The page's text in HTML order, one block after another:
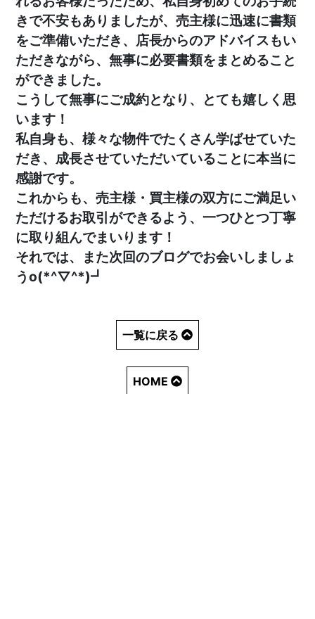
きで不安もありましたが、売主様に迅速に書類
をご準備いただき、店長からのアドバイスもい
ただきながら、無事に必要書類をまとめること
ができました。
こうして無事にご成約となり、とても嬉しく思
います！
私自身も、様々な物件でたくさん学ばせていた
だき、成長させていただいていることに本当に
感謝です。
これからも、売主様・買主様の双方にご満足い
ただけるお取引ができるよう、一つひとつ丁寧
に取り組んでまいります！
それでは、また次回のブログでお会いしましょ
うo(*^▽^*)┛
一覧に戻る
HOME